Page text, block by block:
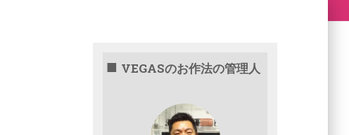
VEGASのお作法の管理人